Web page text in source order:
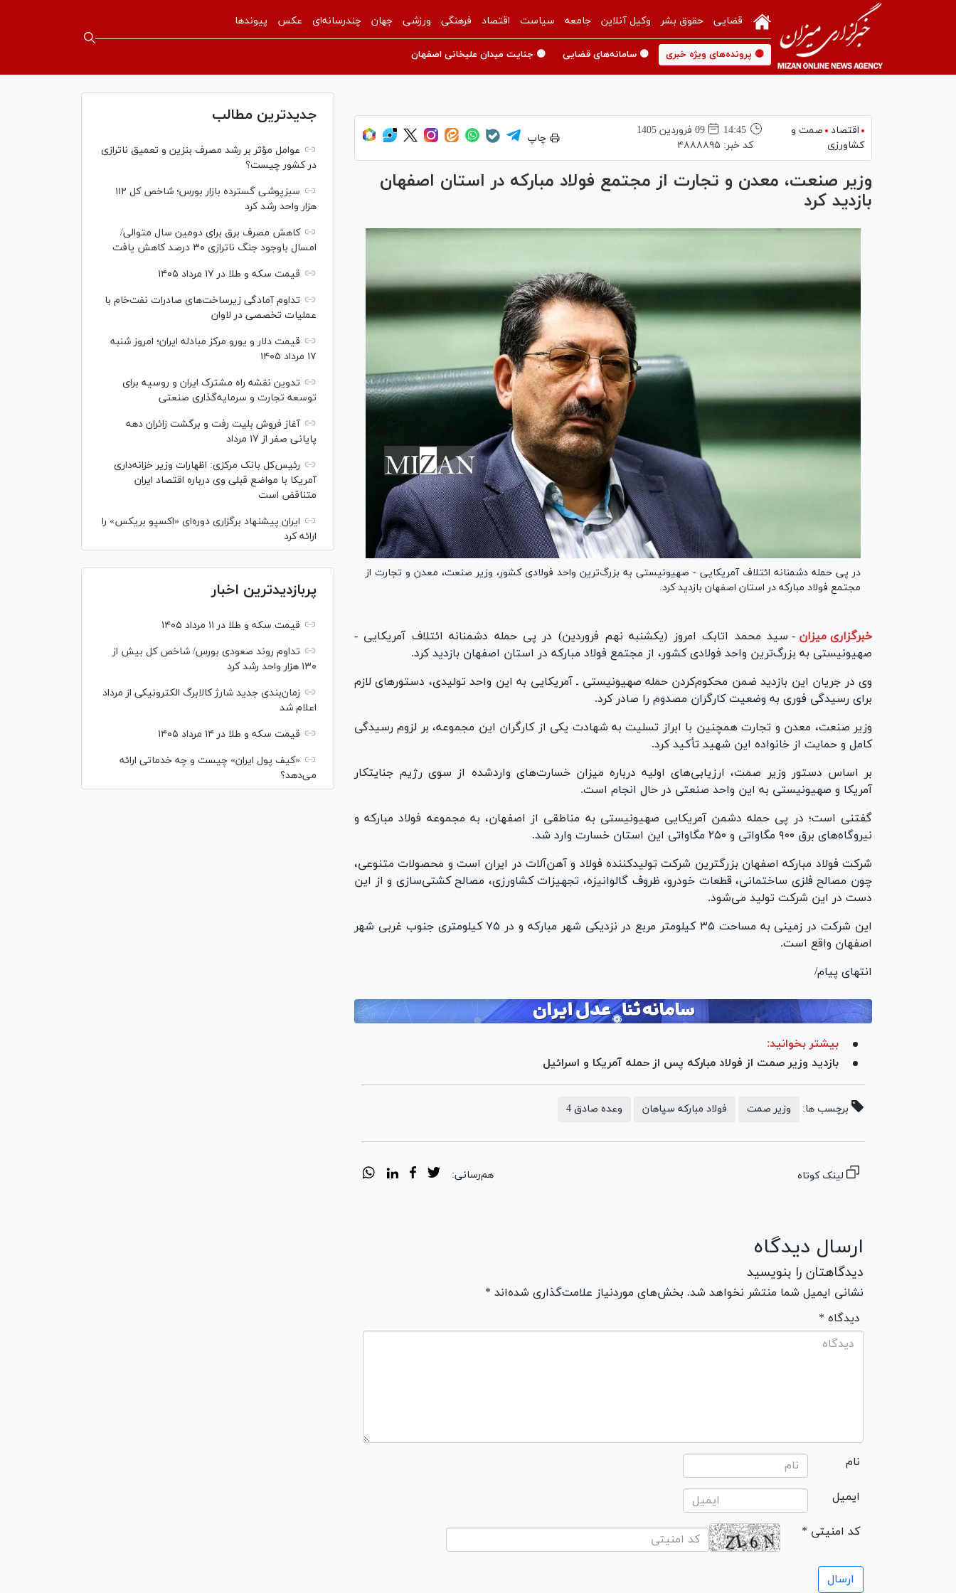
قضایی حقوق بشر وکیل آنلاین جامعه سیاست اقتصاد فرهنگی ورزشی جهان چندرسانه‌ای عکس پیوندها
🟡 پرونده‌های ویژه خبری 🟡 سامانه‌های قضایی 🟡 جنایت میدان علیخانی اصفهان
اقتصاد
صمت و
کشاورزی
14:45
09 فروردين 1405
کد خبر: ۴۸۸۸۸۹۵
چاپ
وزیر صنعت، معدن و تجارت از مجتمع فولاد مبارکه در استان اصفهان
بازدید کرد
در پی حمله دشمنانه ائتلاف آمریکایی - صهیونیستی به بزرگ‌ترین واحد فولادی کشور، وزیر صنعت، معدن و تجارت از
مجتمع فولاد مبارکه در استان اصفهان بازدید کرد.
خبرگزاری میزان - سید محمد اتابک امروز (یکشنبه نهم فروردین) در پی حمله دشمنانه ائتلاف آمریکایی -
صهیونیستی به بزرگ‌ترین واحد فولادی کشور، از مجتمع فولاد مبارکه در استان اصفهان بازدید کرد.
وی در جریان این بازدید ضمن محکوم‌کردن حمله صهیونیستی ـ آمریکایی به این واحد تولیدی، دستور‌های لازم
برای رسیدگی فوری به وضعیت کارگران مصدوم را صادر کرد.
وزیر صنعت، معدن و تجارت همچنین با ابراز تسلیت به شهادت یکی از کارگران این مجموعه، بر لزوم رسیدگی
کامل و حمایت از خانواده این شهید تأکید کرد.
بر اساس دستور وزیر صمت، ارزیابی‌های اولیه درباره میزان خسارت‌های واردشده از سوی رژیم جنایتکار
آمریکا و صهیونیستی به این واحد صنعتی در حال انجام است.
گفتنی است؛ در پی حمله دشمن آمریکایی صهیونیستی به مناطقی از اصفهان، به مجموعه فولاد مبارکه و
نیروگاه‌های برق ۹۰۰ مگاواتی و ۲۵۰ مگاواتی این استان خسارت وارد شد.
شرکت فولاد مبارکه اصفهان بزرگترین شرکت تولیدکننده فولاد و آهن‌آلات در ایران است و محصولات متنوعی،
چون مصالح فلزی ساختمانی، قطعات خودرو، ظروف گالوانیزه، تجهیزات کشاورزی، مصالح کشتی‌سازی و از این
دست در این شرکت تولید می‌شود.
این شرکت در زمینی به مساحت ۳۵ کیلومتر مربع در نزدیکی شهر مبارکه و در ۷۵ کیلومتری جنوب غربی شهر
اصفهان واقع است.
انتهای پیام/
بیشتر بخوانید:
بازدید وزیر صمت از فولاد مبارکه پس از حمله آمریکا و اسرائیل
برچسب ها: وزیر صمت فولاد مبارکه سپاهان وعده صادق 4
لینک کوتاه هم‌رسانی:
ارسال دیدگاه
دیدگاهتان را بنویسید
نشانی ایمیل شما منتشر نخواهد شد. بخش‌های موردنیاز علامت‌گذاری شده‌اند *
* دیدگاه
نام
ایمیل
* کد امنیتی
جدیدترین مطالب
عوامل مؤثر بر رشد مصرف بنزین و تعمیق ناترازی
در کشور چیست؟
سبزپوشی گسترده بازار بورس؛ شاخص کل ۱۱۲
هزار واحد رشد کرد
کاهش مصرف برق برای دومین سال متوالی/
امسال باوجود جنگ ناترازی ۳۰ درصد کاهش یافت
قیمت سکه و طلا در ۱۷ مرداد ۱۴۰۵
تداوم آمادگی زیرساخت‌های صادرات نفت‌خام با
عملیات تخصصی در لاوان
قیمت دلار و یورو مرکز مبادله ایران؛ امروز شنبه
۱۷ مرداد ۱۴۰۵
تدوین نقشه راه مشترک ایران و روسیه برای
توسعه تجارت و سرمایه‌گذاری صنعتی
آغاز فروش بلیت رفت و برگشت زائران دهه
پایانی صفر از ۱۷ مرداد
رئیس‌کل بانک مرکزی: اظهارات وزیر خزانه‌داری
آمریکا با مواضع قبلی وی درباره اقتصاد ایران
متناقض است
ایران پیشنهاد برگزاری دوره‌ای «اکسپو بریکس» را
ارائه کرد
پربازدیدترین اخبار
قیمت سکه و طلا در ۱۱ مرداد ۱۴۰۵
تداوم روند صعودی بورس/ شاخص کل بیش از
۱۳۰ هزار واحد رشد کرد
زمان‌بندی جدید شارژ کالابرگ الکترونیکی از مرداد
اعلام شد
قیمت سکه و طلا در ۱۴ مرداد ۱۴۰۵
«کیف پول ایران» چیست و چه خدماتی ارائه
می‌دهد؟